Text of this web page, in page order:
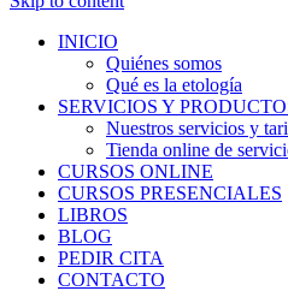
INICIO
Quiénes somos
Qué es la etología
SERVICIOS Y
Nuestros servicios y
Tienda online de
CURSOS ONLINE
CURSOS PRESENCIALES
LIBROS
BLOG
PEDIR CITA
CONTACTO